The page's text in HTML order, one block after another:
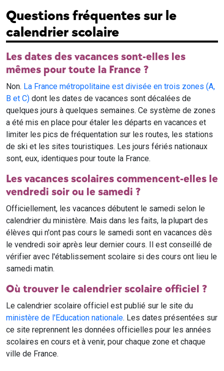
Questions fréquentes sur le
calendrier scolaire
Les dates des vacances sont-elles les
mêmes pour toute la France ?
Non. La France métropolitaine est divisée en trois zones (A,
B et C) dont les dates de vacances sont décalées de
quelques jours à quelques semaines. Ce système de zones
a été mis en place pour étaler les départs en vacances et
limiter les pics de fréquentation sur les routes, les stations
de ski et les sites touristiques. Les jours fériés nationaux
sont, eux, identiques pour toute la France.
Les vacances scolaires commencent-elles le
vendredi soir ou le samedi ?
Officiellement, les vacances débutent le samedi selon le
calendrier du ministère. Mais dans les faits, la plupart des
élèves qui n'ont pas cours le samedi sont en vacances dès
le vendredi soir après leur dernier cours. Il est conseillé de
vérifier avec l'établissement scolaire si des cours ont lieu le
samedi matin.
Où trouver le calendrier scolaire officiel ?
Le calendrier scolaire officiel est publié sur le site du
ministère de l'Education nationale. Les dates présentées sur
ce site reprennent les données officielles pour les années
scolaires en cours et à venir, pour chaque zone et chaque
ville de France.